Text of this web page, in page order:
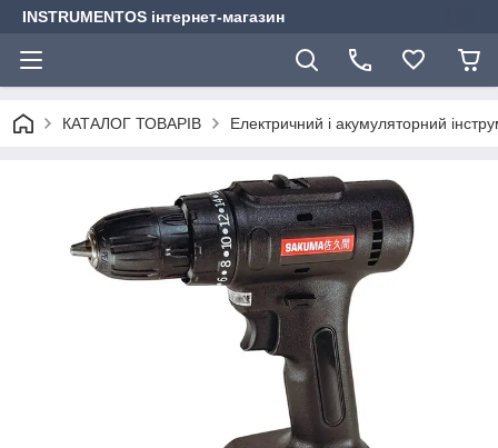
INSTRUMENTOS інтернет-магазин
КАТАЛОГ ТОВАРІВ Електричний і акумуляторний